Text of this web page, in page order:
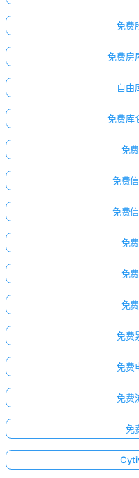
免费
免费房
自由
免费库
免
免费
免费
免
免
免
免费
免费
免费
免